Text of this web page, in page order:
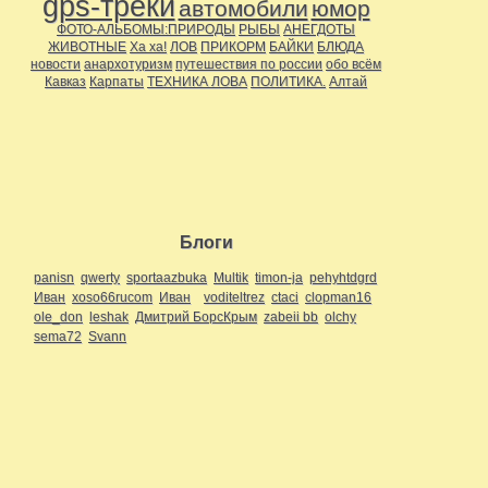
gps-треки автомобили юмор
ФОТО-АЛЬБОМЫ:ПРИРОДЫ РЫБЫ АНЕГДОТЫ
ЖИВОТНЫЕ Ха ха! ЛОВ ПРИКОРМ БАЙКИ БЛЮДА
новости анархотуризм путешествия по россии обо всём
Кавказ Карпаты ТЕХНИКА ЛОВА ПОЛИТИКА. Алтай
Блоги
panisn qwerty sportaazbuka Multik timon-ja pehyhtdgrd
Иван xoso66rucom Иван voditeltrez ctaci clopman16
ole_don leshak Дмитрий БорсКрым zabeii bb olchy
sema72 Svann